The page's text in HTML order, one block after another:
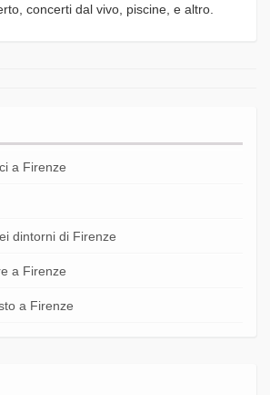
concerti dal vivo, piscine, e altro.
a Firenze
dintorni di Firenze
a Firenze
a Firenze